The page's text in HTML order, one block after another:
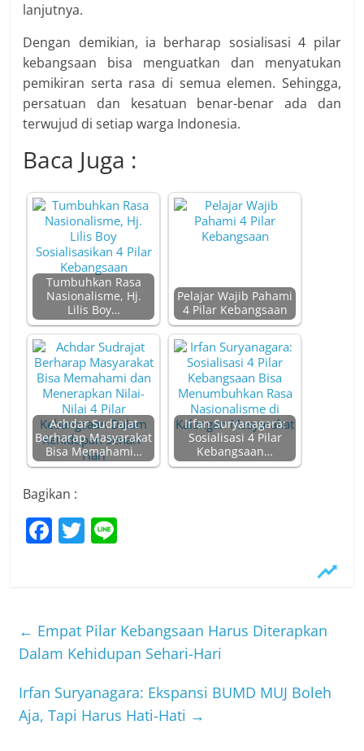
lanjutnya.
Dengan demikian, ia berharap sosialisasi 4 pilar
kebangsaan bisa menguatkan dan menyatukan
pemikiran serta rasa di semua elemen. Sehingga,
persatuan dan kesatuan benar-benar ada dan
terwujud di setiap warga Indonesia.
Baca Juga :
Tumbuhkan Rasa
Nasionalisme, Hj.
Lilis Boy…
Pelajar Wajib Pahami
4 Pilar Kebangsaan
Achdar Sudrajat
Berharap Masyarakat
Bisa Memahami…
Irfan Suryanagara:
Sosialisasi 4 Pilar
Kebangsaan…
Bagikan :
F
b
o
o
k
T
← Empat Pilar Kebangsaan Harus Diterapkan
Dalam Kehidupan Sehari-Hari
Irfan Suryanagara: Ekspansi BUMD MUJ Boleh
Aja, Tapi Harus Hati-Hati →